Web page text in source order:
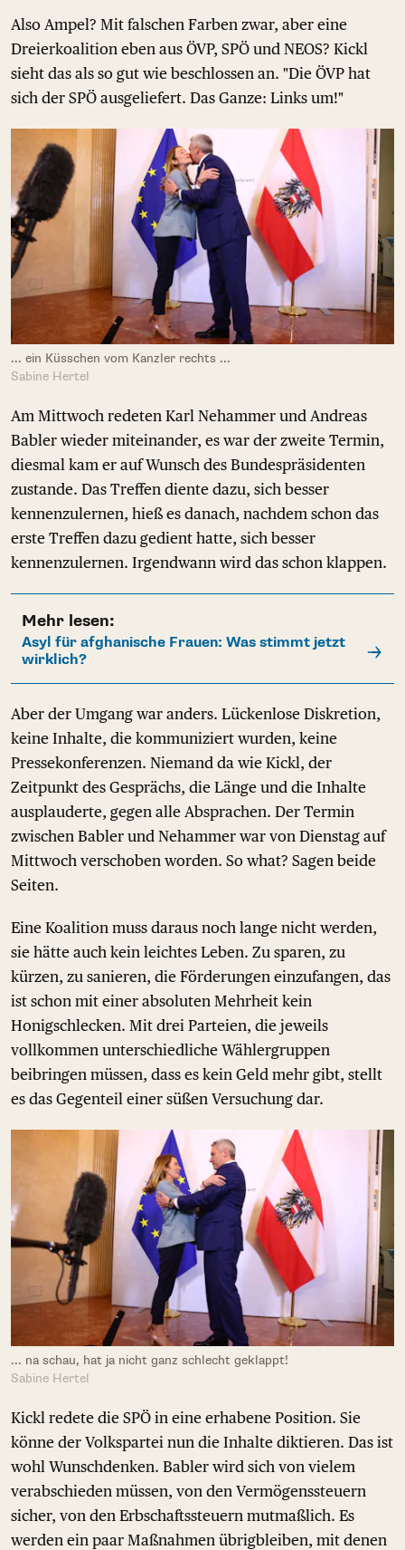
Also Ampel? Mit falschen Farben zwar, aber eine
Dreierkoalition eben aus ÖVP, SPÖ und NEOS? Kickl
sieht das als so gut wie beschlossen an. "Die ÖVP hat
sich der SPÖ ausgeliefert. Das Ganze: Links um!"
... ein Küsschen vom Kanzler rechts ...
Sabine Hertel
Am Mittwoch redeten Karl Nehammer und Andreas
Babler wieder miteinander, es war der zweite Termin,
diesmal kam er auf Wunsch des Bundespräsidenten
zustande. Das Treffen diente dazu, sich besser
kennenzulernen, hieß es danach, nachdem schon das
erste Treffen dazu gedient hatte, sich besser
kennenzulernen. Irgendwann wird das schon klappen.
Mehr lesen:
Asyl für afghanische Frauen: Was stimmt jetzt
wirklich?
Aber der Umgang war anders. Lückenlose Diskretion,
keine Inhalte, die kommuniziert wurden, keine
Pressekonferenzen. Niemand da wie Kickl, der
Zeitpunkt des Gesprächs, die Länge und die Inhalte
ausplauderte, gegen alle Absprachen. Der Termin
zwischen Babler und Nehammer war von Dienstag auf
Mittwoch verschoben worden. So what? Sagen beide
Seiten.
Eine Koalition muss daraus noch lange nicht werden,
sie hätte auch kein leichtes Leben. Zu sparen, zu
kürzen, zu sanieren, die Förderungen einzufangen, das
ist schon mit einer absoluten Mehrheit kein
Honigschlecken. Mit drei Parteien, die jeweils
vollkommen unterschiedliche Wählergruppen
beibringen müssen, dass es kein Geld mehr gibt, stellt
es das Gegenteil einer süßen Versuchung dar.
... na schau, hat ja nicht ganz schlecht geklappt!
Sabine Hertel
Kickl redete die SPÖ in eine erhabene Position. Sie
könne der Volkspartei nun die Inhalte diktieren. Das ist
wohl Wunschdenken. Babler wird sich von vielem
verabschieden müssen, von den Vermögenssteuern
sicher, von den Erbschaftssteuern mutmaßlich. Es
werden ein paar Maßnahmen übrigbleiben, mit denen